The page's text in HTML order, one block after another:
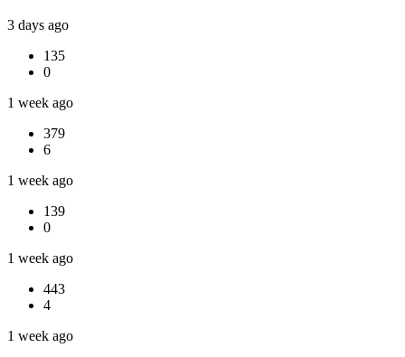
3 days ago
135
0
1 week ago
379
6
1 week ago
139
0
1 week ago
443
4
1 week ago